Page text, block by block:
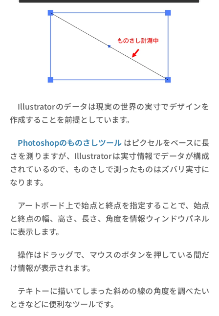
Illustratorのデータは現実の世界の実寸でデザインを
作成することを前提としています。
Photoshopのものさしツール はピクセルをベースに長
さを測りますが、Illustratorは実寸情報でデータが構成
されているので、ものさしで測ったものはズバリ実寸に
なります。
アートボード上で始点と終点を指定することで、始点
と終点の幅、高さ、長さ、角度を情報ウィンドウパネル
に表示します。
操作はドラッグで、マウスのボタンを押している間だ
け情報が表示されます。
テキトーに描いてしまった斜めの線の角度を調べたい
ときなどに便利なツールです。